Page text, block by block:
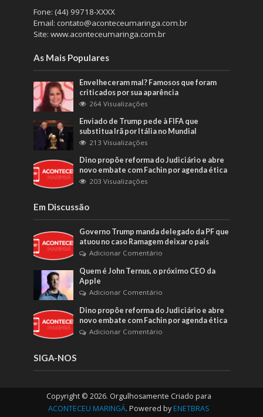
Fone: (44) 99718-XXXX
Email: contato@aconteceumaringa.com.br
Site: www.aconteceumaringa.com.br
As Mais Populares
Envelheceram mal? Famosos que foram
criticados por sua aparência
264 Visualizações
Enviado de Trump pede à FIFA que
substitua Irã por Itália no Mundial
213 Visualizações
Dino propõe reforma do Judiciário e abre
novo embate com Fachin por agenda ética
203 Visualizações
Em Discussão
Governo Trump manda delegado da PF que
atuou no caso Ramagem deixar o país
Adicionar Comentário
Quem é John Ternus, o próximo CEO da
Apple
Adicionar Comentário
Dino propõe reforma do Judiciário e abre
novo embate com Fachin por agenda ética
Adicionar Comentário
SIGA-NOS
Copyright © 2026. Orgulhosamente Criado para
ACONTECEU MARINGÁ. Powered by ENETBRAS